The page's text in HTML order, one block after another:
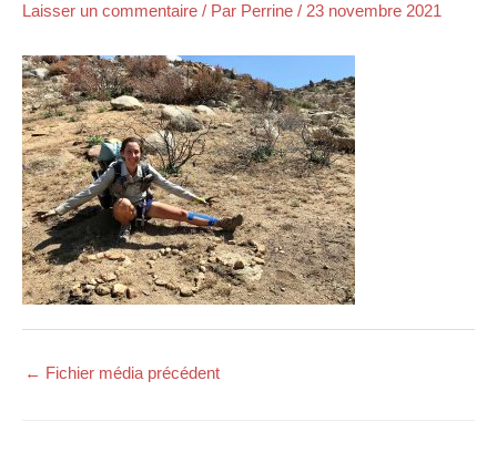
Laisser un commentaire / Par Perrine / 23 novembre 2021
← Fichier média précédent